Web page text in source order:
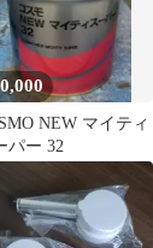
NEW マイティ
パー 32